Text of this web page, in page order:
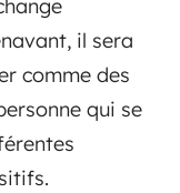
il sera
comme des
qui se